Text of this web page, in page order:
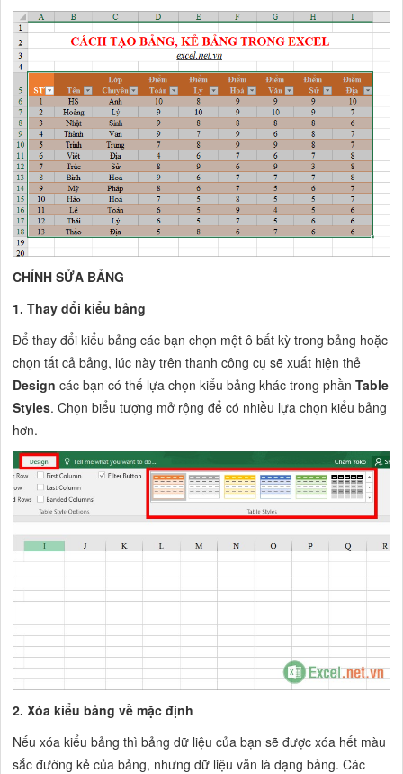
CHỈNH SỬA BẢNG
1. Thay đổi kiểu bảng
Để thay đổi kiểu bảng các bạn chọn một ô bất kỳ trong bảng hoặc
chọn tất cả bảng, lúc này trên thanh công cụ sẽ xuất hiện thẻ
Design các bạn có thể lựa chọn kiểu bảng khác trong phầnTable
Styles. Chọn biểu tượng mở rộng để có nhiều lựa chọn kiểu bảng
hơn.
2. Xóa kiểu bảng về mặc định
Nếu xóa kiểu bảng thì bảng dữ liệu của bạn sẽ được xóa hết màu
sắc đường kẻ của bảng, nhưng dữ liệu vẫn là dạng bảng. Các